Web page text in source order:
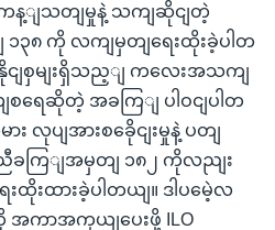
န့ျသတျမှုနဲ့ သကျဆိုငျတဲ့
၈ ကို လကျမှတျရေးထိုးခဲ့ပါတ
ငျစှမျးရှိသည့ျ ကလေးအသကျ
စရေဆိုတဲ့ အခကြျ ပါဝငျပါတ
လုပျအားစခေိုငျးမှုနဲ့ ပတျ
ကြျအမှတျ ၁၈၂ ကိုလညျး
ထိုးထားခဲ့ပါတယျ။ ဒါပမေဲ့လ
အကာအကှယျပေးဖို့ ILO